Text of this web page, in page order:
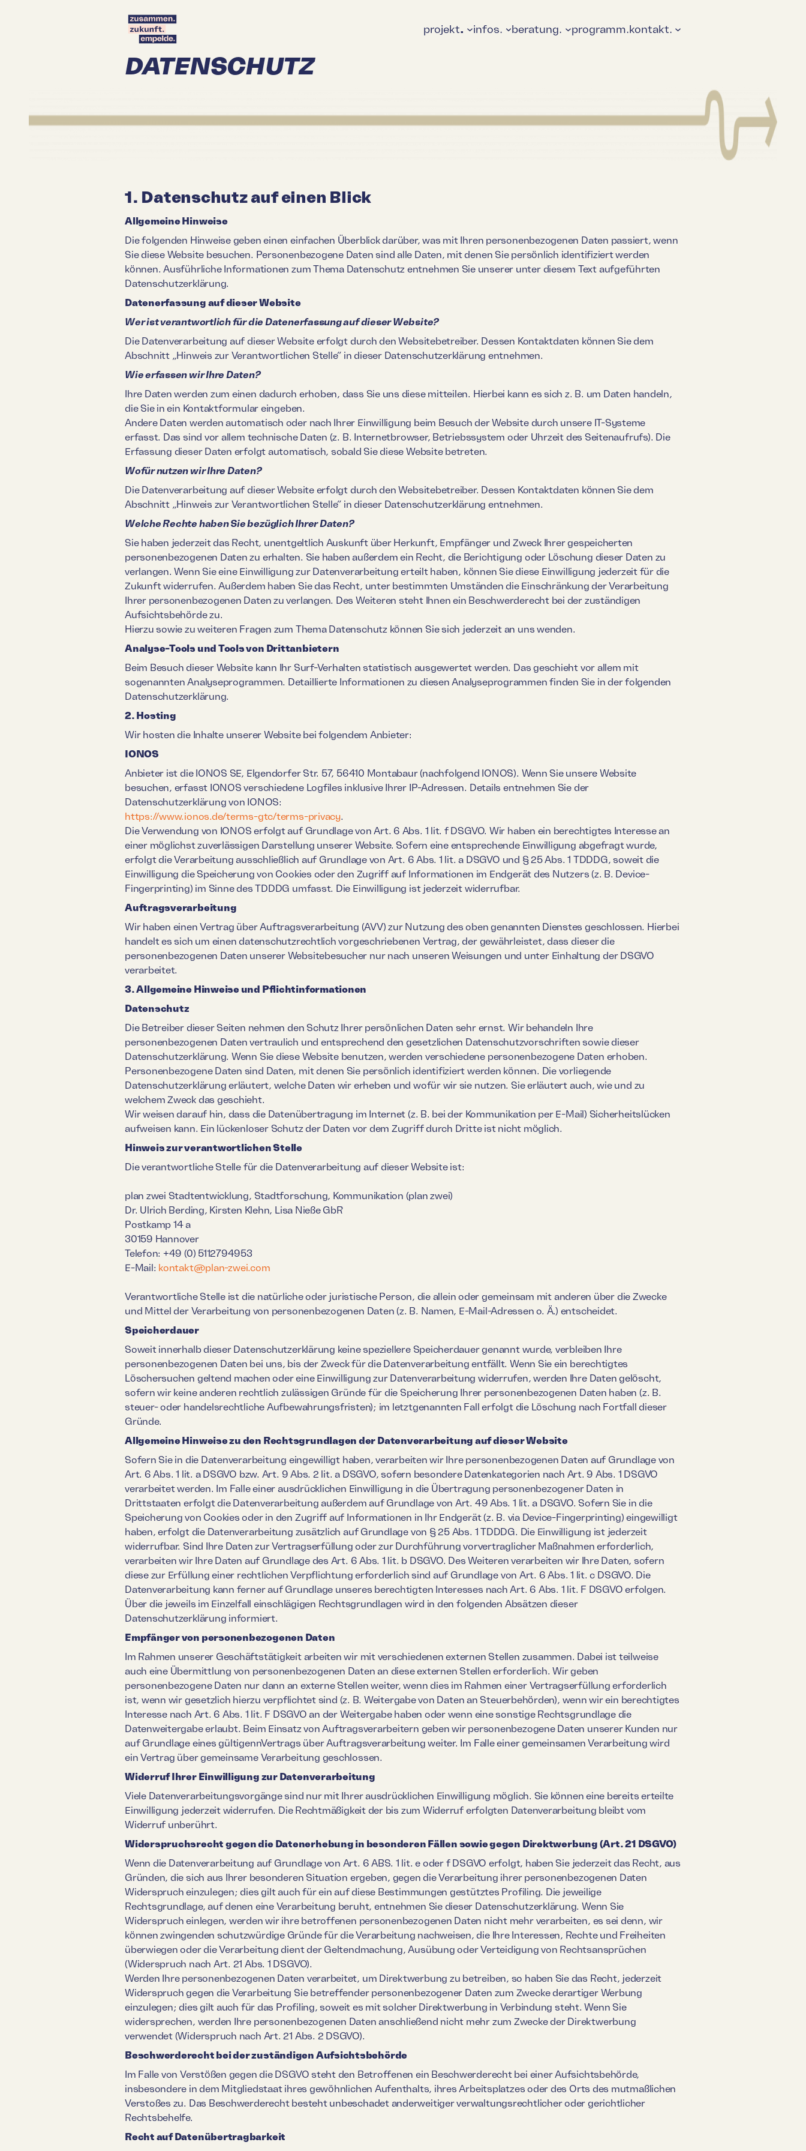
projekt. infos. beratung. programm.kontakt.
DATENSCHUTZ
1. Datenschutz auf einen Blick
Allgemeine Hinweise
Die folgenden Hinweise geben einen einfachen Überblick darüber, was mit Ihren personenbezogenen Daten passiert, wenn
Sie diese Website besuchen. Personenbezogene Daten sind alle Daten, mit denen Sie persönlich identifiziert werden
können. Ausführliche Informationen zum Thema Datenschutz entnehmen Sie unserer unter diesem Text aufgeführten
Datenschutzerklärung.
Datenerfassung auf dieser Website
Wer ist verantwortlich für die Datenerfassung auf dieser Website?
Die Datenverarbeitung auf dieser Website erfolgt durch den Websitebetreiber. Dessen Kontaktdaten können Sie dem
Abschnitt „Hinweis zur Verantwortlichen Stelle“ in dieser Datenschutzerklärung entnehmen.
Wie erfassen wir Ihre Daten?
Ihre Daten werden zum einen dadurch erhoben, dass Sie uns diese mitteilen. Hierbei kann es sich z. B. um Daten handeln,
die Sie in ein Kontaktformular eingeben.
Andere Daten werden automatisch oder nach Ihrer Einwilligung beim Besuch der Website durch unsere IT-Systeme
erfasst. Das sind vor allem technische Daten (z. B. Internetbrowser, Betriebssystem oder Uhrzeit des Seitenaufrufs). Die
Erfassung dieser Daten erfolgt automatisch, sobald Sie diese Website betreten.
Wofür nutzen wir Ihre Daten?
Die Datenverarbeitung auf dieser Website erfolgt durch den Websitebetreiber. Dessen Kontaktdaten können Sie dem
Abschnitt „Hinweis zur Verantwortlichen Stelle“ in dieser Datenschutzerklärung entnehmen.
Welche Rechte haben Sie bezüglich Ihrer Daten?
Sie haben jederzeit das Recht, unentgeltlich Auskunft über Herkunft, Empfänger und Zweck Ihrer gespeicherten
personenbezogenen Daten zu erhalten. Sie haben außerdem ein Recht, die Berichtigung oder Löschung dieser Daten zu
verlangen. Wenn Sie eine Einwilligung zur Datenverarbeitung erteilt haben, können Sie diese Einwilligung jederzeit für die
Zukunft widerrufen. Außerdem haben Sie das Recht, unter bestimmten Umständen die Einschränkung der Verarbeitung
Ihrer personenbezogenen Daten zu verlangen. Des Weiteren steht Ihnen ein Beschwerderecht bei der zuständigen
Aufsichtsbehörde zu.
Hierzu sowie zu weiteren Fragen zum Thema Datenschutz können Sie sich jederzeit an uns wenden.
Analyse-Tools und Tools von Drittanbietern
Beim Besuch dieser Website kann Ihr Surf-Verhalten statistisch ausgewertet werden. Das geschieht vor allem mit
sogenannten Analyseprogrammen. Detaillierte Informationen zu diesen Analyseprogrammen finden Sie in der folgenden
Datenschutzerklärung.
2. Hosting
Wir hosten die Inhalte unserer Website bei folgendem Anbieter:
IONOS
Anbieter ist die IONOS SE, Elgendorfer Str. 57, 56410 Montabaur (nachfolgend IONOS). Wenn Sie unsere Website
besuchen, erfasst IONOS verschiedene Logfiles inklusive Ihrer IP-Adressen. Details entnehmen Sie der
Datenschutzerklärung von IONOS:
https://www.ionos.de/terms-gtc/terms-privacy.
Die Verwendung von IONOS erfolgt auf Grundlage von Art. 6 Abs. 1 lit. f DSGVO. Wir haben ein berechtigtes Interesse an
einer möglichst zuverlässigen Darstellung unserer Website. Sofern eine entsprechende Einwilligung abgefragt wurde,
erfolgt die Verarbeitung ausschließlich auf Grundlage von Art. 6 Abs. 1 lit. a DSGVO und § 25 Abs. 1 TDDDG, soweit die
Einwilligung die Speicherung von Cookies oder den Zugriff auf Informationen im Endgerät des Nutzers (z. B. Device-
Fingerprinting) im Sinne des TDDDG umfasst. Die Einwilligung ist jederzeit widerrufbar.
Auftragsverarbeitung
Wir haben einen Vertrag über Auftragsverarbeitung (AVV) zur Nutzung des oben genannten Dienstes geschlossen. Hierbei
handelt es sich um einen datenschutzrechtlich vorgeschriebenen Vertrag, der gewährleistet, dass dieser die
personenbezogenen Daten unserer Websitebesucher nur nach unseren Weisungen und unter Einhaltung der DSGVO
verarbeitet.
3. Allgemeine Hinweise und Pflichtinformationen
Datenschutz
Die Betreiber dieser Seiten nehmen den Schutz Ihrer persönlichen Daten sehr ernst. Wir behandeln Ihre
personenbezogenen Daten vertraulich und entsprechend den gesetzlichen Datenschutzvorschriften sowie dieser
Datenschutzerklärung. Wenn Sie diese Website benutzen, werden verschiedene personenbezogene Daten erhoben.
Personenbezogene Daten sind Daten, mit denen Sie persönlich identifiziert werden können. Die vorliegende
Datenschutzerklärung erläutert, welche Daten wir erheben und wofür wir sie nutzen. Sie erläutert auch, wie und zu
welchem Zweck das geschieht.
Wir weisen darauf hin, dass die Datenübertragung im Internet (z. B. bei der Kommunikation per E-Mail) Sicherheitslücken
aufweisen kann. Ein lückenloser Schutz der Daten vor dem Zugriff durch Dritte ist nicht möglich.
Hinweis zur verantwortlichen Stelle
Die verantwortliche Stelle für die Datenverarbeitung auf dieser Website ist:
plan zwei Stadtentwicklung, Stadtforschung, Kommunikation (plan zwei)
Dr. Ulrich Berding, Kirsten Klehn, Lisa Nieße GbR
Postkamp 14 a
30159 Hannover
Telefon: +49 (0) 5112794953
E-Mail: kontakt@plan-zwei.com
Verantwortliche Stelle ist die natürliche oder juristische Person, die allein oder gemeinsam mit anderen über die Zwecke
und Mittel der Verarbeitung von personenbezogenen Daten (z. B. Namen, E-Mail-Adressen o. Ä.) entscheidet.
Speicherdauer
Soweit innerhalb dieser Datenschutzerklärung keine speziellere Speicherdauer genannt wurde, verbleiben Ihre
personenbezogenen Daten bei uns, bis der Zweck für die Datenverarbeitung entfällt. Wenn Sie ein berechtigtes
Löschersuchen geltend machen oder eine Einwilligung zur Datenverarbeitung widerrufen, werden Ihre Daten gelöscht,
sofern wir keine anderen rechtlich zulässigen Gründe für die Speicherung Ihrer personenbezogenen Daten haben (z. B.
steuer- oder handelsrechtliche Aufbewahrungsfristen); im letztgenannten Fall erfolgt die Löschung nach Fortfall dieser
Gründe.
Allgemeine Hinweise zu den Rechtsgrundlagen der Datenverarbeitung auf dieser Website
Sofern Sie in die Datenverarbeitung eingewilligt haben, verarbeiten wir Ihre personenbezogenen Daten auf Grundlage von
Art. 6 Abs. 1 lit. a DSGVO bzw. Art. 9 Abs. 2 lit. a DSGVO, sofern besondere Datenkategorien nach Art. 9 Abs. 1 DSGVO
verarbeitet werden. Im Falle einer ausdrücklichen Einwilligung in die Übertragung personenbezogener Daten in
Drittstaaten erfolgt die Datenverarbeitung außerdem auf Grundlage von Art. 49 Abs. 1 lit. a DSGVO. Sofern Sie in die
Speicherung von Cookies oder in den Zugriff auf Informationen in Ihr Endgerät (z. B. via Device-Fingerprinting) eingewilligt
haben, erfolgt die Datenverarbeitung zusätzlich auf Grundlage von § 25 Abs. 1 TDDDG. Die Einwilligung ist jederzeit
widerrufbar. Sind Ihre Daten zur Vertragserfüllung oder zur Durchführung vorvertraglicher Maßnahmen erforderlich,
verarbeiten wir Ihre Daten auf Grundlage des Art. 6 Abs. 1 lit. b DSGVO. Des Weiteren verarbeiten wir Ihre Daten, sofern
diese zur Erfüllung einer rechtlichen Verpflichtung erforderlich sind auf Grundlage von Art. 6 Abs. 1 lit. c DSGVO. Die
Datenverarbeitung kann ferner auf Grundlage unseres berechtigten Interesses nach Art. 6 Abs. 1 lit. F DSGVO erfolgen.
Über die jeweils im Einzelfall einschlägigen Rechtsgrundlagen wird in den folgenden Absätzen dieser
Datenschutzerklärung informiert.
Empfänger von personenbezogenen Daten
Im Rahmen unserer Geschäftstätigkeit arbeiten wir mit verschiedenen externen Stellen zusammen. Dabei ist teilweise
auch eine Übermittlung von personenbezogenen Daten an diese externen Stellen erforderlich. Wir geben
personenbezogene Daten nur dann an externe Stellen weiter, wenn dies im Rahmen einer Vertragserfüllung erforderlich
ist, wenn wir gesetzlich hierzu verpflichtet sind (z. B. Weitergabe von Daten an Steuerbehörden), wenn wir ein berechtigtes
Interesse nach Art. 6 Abs. 1 lit. F DSGVO an der Weitergabe haben oder wenn eine sonstige Rechtsgrundlage die
Datenweitergabe erlaubt. Beim Einsatz von Auftragsverarbeitern geben wir personenbezogene Daten unserer Kunden nur
auf Grundlage eines gültigennVertrags über Auftragsverarbeitung weiter. Im Falle einer gemeinsamen Verarbeitung wird
ein Vertrag über gemeinsame Verarbeitung geschlossen.
Widerruf Ihrer Einwilligung zur Datenverarbeitung
Viele Datenverarbeitungsvorgänge sind nur mit Ihrer ausdrücklichen Einwilligung möglich. Sie können eine bereits erteilte
Einwilligung jederzeit widerrufen. Die Rechtmäßigkeit der bis zum Widerruf erfolgten Datenverarbeitung bleibt vom
Widerruf unberührt.
Widerspruchsrecht gegen die Datenerhebung in besonderen Fällen sowie gegen Direktwerbung (Art. 21 DSGVO)
Wenn die Datenverarbeitung auf Grundlage von Art. 6 ABS. 1 lit. e oder f DSGVO erfolgt, haben Sie jederzeit das Recht, aus
Gründen, die sich aus Ihrer besonderen Situation ergeben, gegen die Verarbeitung ihrer personenbezogenen Daten
Widerspruch einzulegen; dies gilt auch für ein auf diese Bestimmungen gestütztes Profiling. Die jeweilige
Rechtsgrundlage, auf denen eine Verarbeitung beruht, entnehmen Sie dieser Datenschutzerklärung. Wenn Sie
Widerspruch einlegen, werden wir ihre betroffenen personenbezogenen Daten nicht mehr verarbeiten, es sei denn, wir
können zwingenden schutzwürdige Gründe für die Verarbeitung nachweisen, die Ihre Interessen, Rechte und Freiheiten
überwiegen oder die Verarbeitung dient der Geltendmachung, Ausübung oder Verteidigung von Rechtsansprüchen
(Widerspruch nach Art. 21 Abs. 1 DSGVO).
Werden Ihre personenbezogenen Daten verarbeitet, um Direktwerbung zu betreiben, so haben Sie das Recht, jederzeit
Widerspruch gegen die Verarbeitung Sie betreffender personenbezogener Daten zum Zwecke derartiger Werbung
einzulegen; dies gilt auch für das Profiling, soweit es mit solcher Direktwerbung in Verbindung steht. Wenn Sie
widersprechen, werden Ihre personenbezogenen Daten anschließend nicht mehr zum Zwecke der Direktwerbung
verwendet (Widerspruch nach Art. 21 Abs. 2 DSGVO).
Beschwerderecht bei der zuständigen Aufsichtsbehörde
Im Falle von Verstößen gegen die DSGVO steht den Betroffenen ein Beschwerderecht bei einer Aufsichtsbehörde,
insbesondere in dem Mitgliedstaat ihres gewöhnlichen Aufenthalts, ihres Arbeitsplatzes oder des Orts des mutmaßlichen
Verstoßes zu. Das Beschwerderecht besteht unbeschadet anderweitiger verwaltungsrechtlicher oder gerichtlicher
Rechtsbehelfe.
Recht auf Datenübertragbarkeit